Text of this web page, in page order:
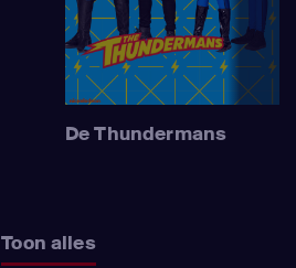
De Thundermans
Toon alles